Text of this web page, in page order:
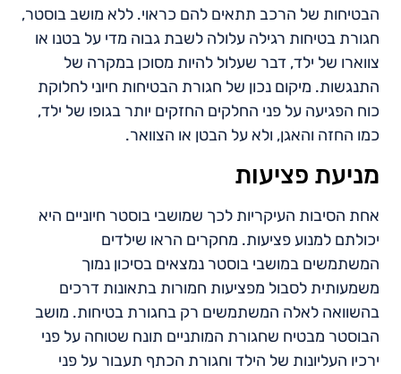
הבטיחות של הרכב תתאים להם כראוי. ללא מושב בוסטר,
חגורת בטיחות רגילה עלולה לשבת גבוה מדי על בטנו או
צווארו של ילד, דבר שעלול להיות מסוכן במקרה של
התנגשות. מיקום נכון של חגורת הבטיחות חיוני לחלוקת
כוח הפגיעה על פני החלקים החזקים יותר בגופו של ילד,
כמו החזה והאגן, ולא על הבטן או הצוואר.
מניעת פציעות
אחת הסיבות העיקריות לכך שמושבי בוסטר חיוניים היא
יכולתם למנוע פציעות. מחקרים הראו שילדים
המשתמשים במושבי בוסטר נמצאים בסיכון נמוך
משמעותית לסבול מפציעות חמורות בתאונות דרכים
בהשוואה לאלה המשתמשים רק בחגורת בטיחות. מושב
הבוסטר מבטיח שחגורת המותניים תונח שטוחה על פני
ירכיו העליונות של הילד וחגורת הכתף תעבור על פני